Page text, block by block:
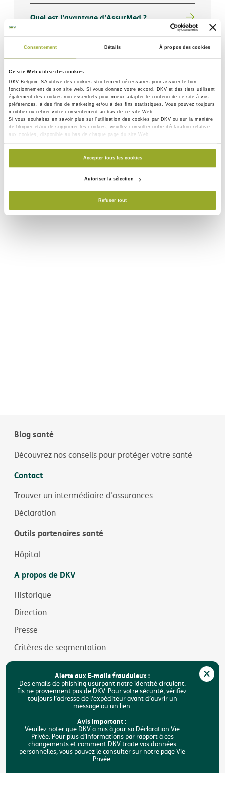
Consentement Détails À propos des cookies
Ce site Web utilise des cookies
DKV Belgium SA utilise des cookies strictement nécessaires pour assurer le bon
fonctionnement de son site web. Si vous donnez votre accord, DKV et des tiers utilisent
également descookies non essentiels pour mieux adapter le contenu de ce site à vos
préférences, à des fins de marketing et/ou à des fins statistiques. Vous pouvez toujours
modifier ou retirer votre consentement au bas de ce site Web.
Si vous souhaitez en savoir plus sur l'utilisation des cookies par DKV ou sur la manière
de bloquer et/ou de supprimer les cookies, veuillez consulter notre déclaration relative
aux cookies, disponible au bas de chaque page du site Web.
Accepter tous les cookies
Autoriser la sélection
Refuser tout
Quel est l’avantage d’AssurMed ?
Qu'est-ce qu'une intervention
complémentaire de la mutuelle ?
Je peux utiliser AssurMed pour le
remboursement de mes frais médicaux ?
Comment fonctionne AssurMed ?
Page 1
Blog santé
Découvrez nos conseils pour protéger votre santé
Contact
Trouver un intermédiaire d'assurances
Déclaration
Outils partenaires santé
Hôpital
A propos de DKV
Historique
Direction
Presse
Critères de segmentation
Jobs
Durabilité
Accessibilité
Rechercher
Alerte aux E-mails frauduleux :
Des emails de phishing usurpant notre identité circulent.
Ils ne proviennent pas de DKV. Pour votre sécurité, vérifiez
toujours l’adresse de l’expéditeur avant d’ouvrir un
message ou un lien.
Avis important :
Veuillez noter que DKV a mis à jour sa Déclaration Vie
Privée. Pour plus d’informations par rapport à ces
changements et comment DKV traite vos données
personnelles, vous pouvez le consulter sur notre page Vie
Privée.